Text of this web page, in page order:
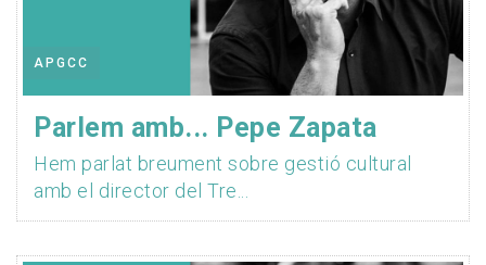
APGCC
Parlem amb... Pepe Zapata
Hem parlat breument sobre gestió cultural
amb el director del Tre...